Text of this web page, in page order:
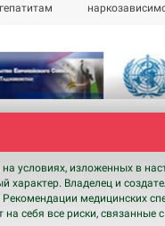
гепатитам
условиях, изложенных в
Владелец и
медицинских
себя все риски,